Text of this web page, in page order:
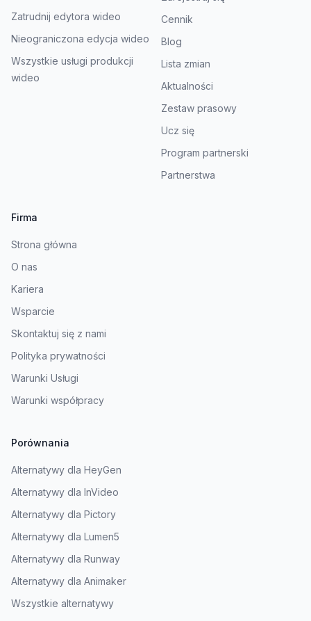
Zatrudnij edytora wideo
Nieograniczona edycja wideo
Wszystkie usługi produkcji
wideo
Cennik
Blog
Lista zmian
Aktualności
Zestaw prasowy
Ucz się
Program partnerski
Partnerstwa
Firma
Strona główna
O nas
Kariera
Wsparcie
Skontaktuj się z nami
Polityka prywatności
Warunki Usługi
Warunki współpracy
Porównania
Alternatywy dla HeyGen
Alternatywy dla InVideo
Alternatywy dla Pictory
Alternatywy dla Lumen5
Alternatywy dla Runway
Alternatywy dla Animaker
Wszystkie alternatywy